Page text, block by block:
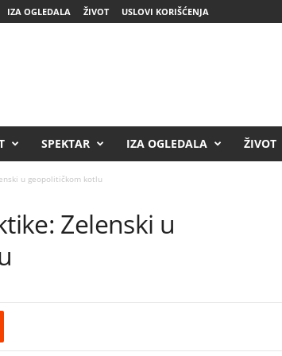
IZA OGLEDALA ŽIVOT USLOVI KORIŠĆENJA
SPEKTAR IZA OGLEDALA ŽIVOT
u geopolitičkom kotlu
Zelenski u